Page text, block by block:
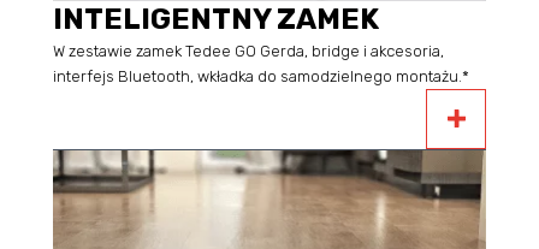
INTELIGENTNY ZAMEK
W zestawie zamek Tedee GO Gerda, bridge i akcesoria,
interfejs Bluetooth, wkładka do samodzielnego montażu.*